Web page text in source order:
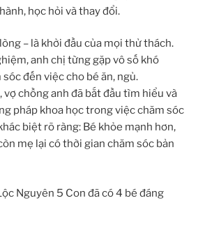
học hỏi và thay đổi.
– là khởi đầu của mọi thử thách.
anh chị từng gặp vô số khó
đến việc cho bé ăn, ngủ.
vợ chồng anh đã bắt đầu tìm hiểu và
pháp khoa học trong việc chăm sóc
biệt rõ ràng: Bé khỏe mạnh hơn,
mẹ lại có thời gian chăm sóc bản
Nguyên 5 Con đã có 4 bé đáng